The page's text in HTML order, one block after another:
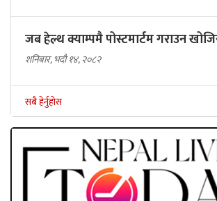
जब हेल्थ क्याम्पमै पोस्टमार्टम गराउन
शनिबार, भदौ १४, २०८२
सबै हेर्नुहोस